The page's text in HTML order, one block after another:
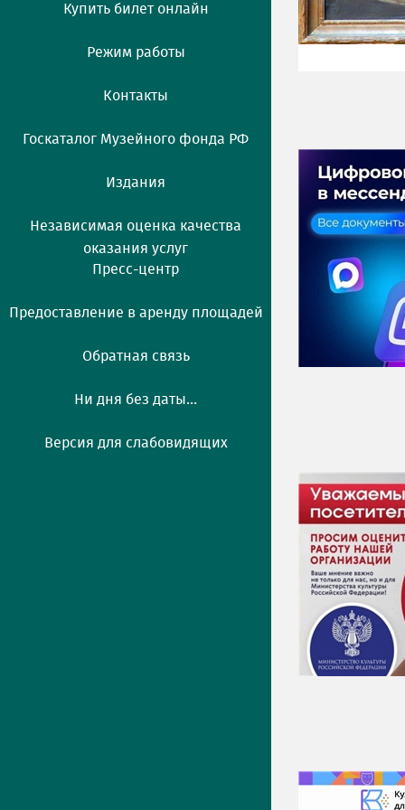
Купить билет онлайн
Режим работы
Контакты
Госкаталог Музейного фонда РФ
Издания
Независимая оценка качества
оказания услуг
Пресс-центр
Предоставление в аренду площадей
Обратная связь
Ни дня без даты...
Версия для слабовидящих